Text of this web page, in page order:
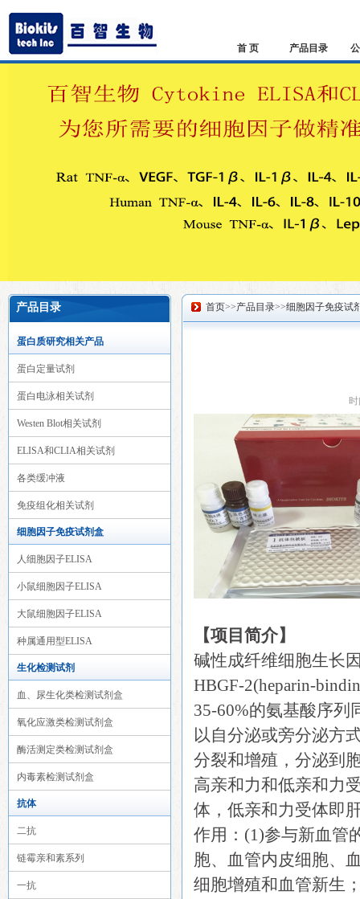
首 页 产品目录
产品目录
蛋白质研究相关产品
蛋白定量试剂
蛋白电泳相关试剂
Westen Blot相关试剂
ELISA和CLIA相关试剂
各类缓冲液
免疫组化相关试剂
细胞因子免疫试剂盒
人细胞因子ELISA
小鼠细胞因子ELISA
大鼠细胞因子ELISA
种属通用型ELISA
生化检测试剂
血、尿生化类检测试剂盒
氧化应激类检测试剂盒
酶活测定类检测试剂盒
内毒素检测试剂盒
抗体
二抗
链霉亲和素系列
一抗
首页>>产品目录>>细胞因子免疫试
【项目简介】
碱性成纤维细胞生长
HBGF-2(heparin-
35-60%的氨基酸序列
以自分泌或旁分泌方
分裂和增殖，分泌到
高亲和力和低亲和力
体，低亲和力受体即
作用：(1)参与新血管
胞、血管内皮细胞、
细胞增殖和血管新生